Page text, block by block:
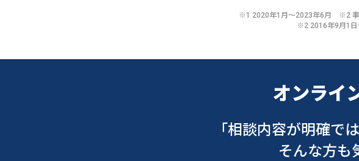
※1 2020年1月〜2023年6月 ※2 事
※2 2016年9月1日
オンライ
「相談内容が明確では
そんな方も